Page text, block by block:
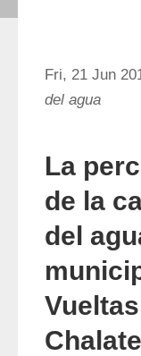
Fri, 21 Jun
del agua
La
de la
del